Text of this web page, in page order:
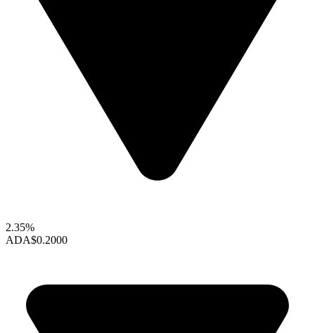
2.35%
ADA$0.2000